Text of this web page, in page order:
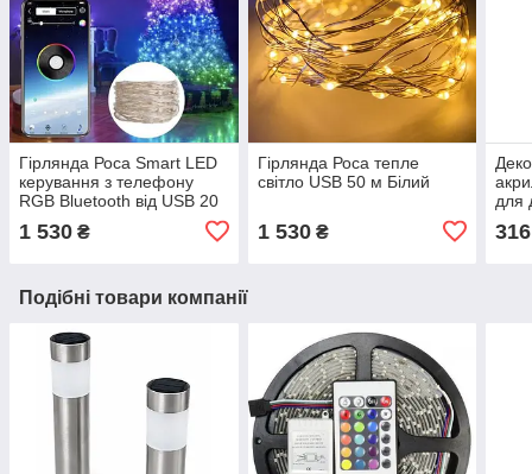
Гірлянда Роса Smart LED
керування з телефону
RGB Bluetooth від USB 20
1 530 ₴
Гірлянда Роса тепле
світло USB 50 м Білий
1 530₴
для
Подібні товари компанії